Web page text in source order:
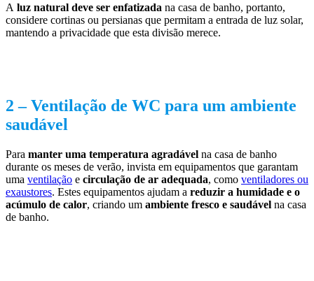
A luz natural deve ser enfatizada na casa de banho, portanto,
considere cortinas ou persianas que permitam a entrada de luz solar,
mantendo a privacidade que esta divisão merece.
2 –Ventilação de WC para um ambiente
saudável
Para manter uma temperatura agradável na casa de banho
durante os meses de verão, invista em equipamentos que garantam
uma ventilação e circulação de ar adequada, como ventiladores ou
exaustores. Estes equipamentos ajudam a reduzir a humidade e o
acúmulo de calor, criando um ambiente fresco e saudável na casa
de banho.